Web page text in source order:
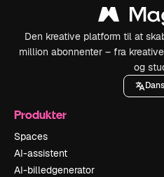
Den kreative platform til at
million abonnenter – fra
og
Produkter
Spaces
AI-assistent
AI-billedgenerator